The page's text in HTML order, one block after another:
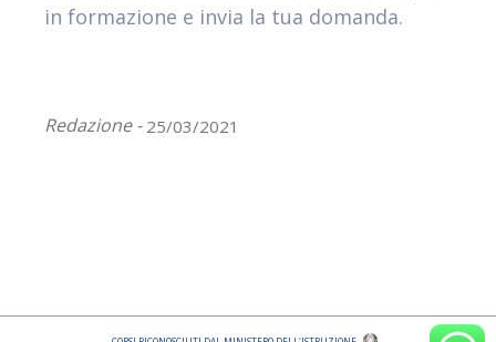
in formazione e invia la tua domanda.
Redazione - 25/03/2021